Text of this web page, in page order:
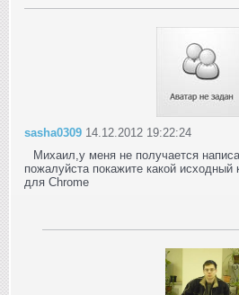
sasha0309 14.12.2012 19:22:24
Михаил,у меня не получается
пожалуйста покажите какой
для Chrome